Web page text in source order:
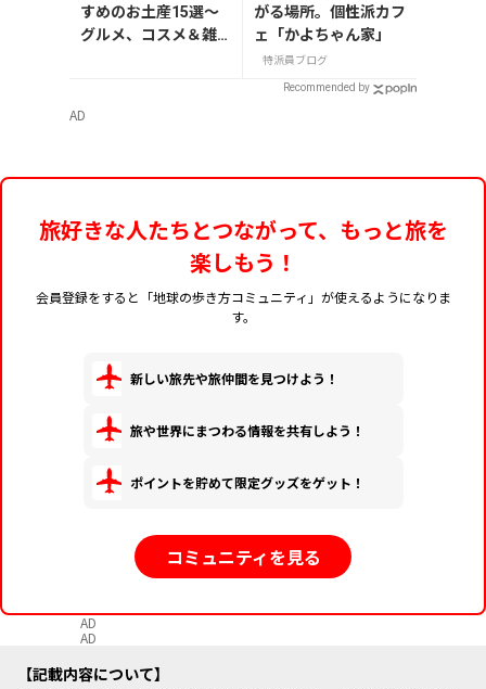
すめのお土産15選～
グルメ、コスメ＆雑
がる場所。個性派カフ
ェ「かよちゃん家」
特派員ブログ
Recommended by
AD
旅好きな人たちとつながって、もっと旅を
楽しもう！
会員登録をすると「地球の歩き方コミュニティ」が使えるようになりま
す。
新しい旅先や旅仲間を見つけよう！
旅や世界にまつわる情報を共有しよう！
ポイントを貯めて限定グッズをゲット！
コミュニティを見る
AD
AD
記載内容について